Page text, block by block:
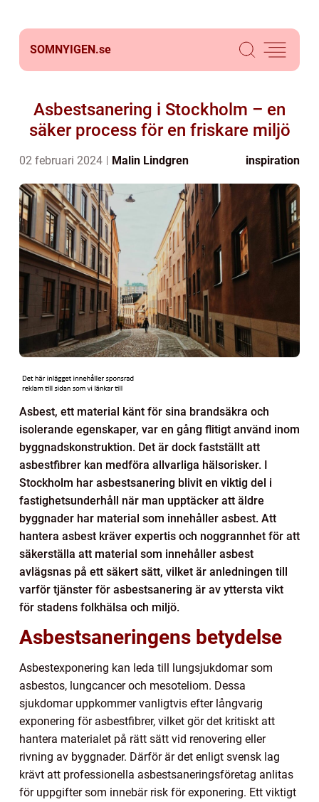
SOMNYIGEN.se
Asbestsanering i Stockholm – en
säker process för en friskare miljö
02 februari 2024 Malin Lindgren inspiration
Asbest, ett material känt för sina brandsäkra och
isolerande egenskaper, var en gång flitigt använd inom
byggnadskonstruktion. Det är dock fastställt att
asbestfibrer kan medföra allvarliga hälsorisker. I
Stockholm har asbestsanering blivit en viktig del i
fastighetsunderhåll när man upptäcker att äldre
byggnader har material som innehåller asbest. Att
hantera asbest kräver expertis och noggrannhet för att
säkerställa att material som innehåller asbest
avlägsnas på ett säkert sätt, vilket är anledningen till
varför tjänster för asbestsanering är av yttersta vikt
för stadens folkhälsa och miljö.
Asbestsaneringens betydelse
Asbestexponering kan leda till lungsjukdomar som
asbestos, lungcancer och mesoteliom. Dessa
sjukdomar uppkommer vanligtvis efter långvarig
exponering för asbestfibrer, vilket gör det kritiskt att
hantera materialet på rätt sätt vid renovering eller
rivning av byggnader. Därför är det enligt svensk lag
krävt att professionella asbestsaneringsföretag anlitas
för uppgifter som innebär risk för exponering. Ett viktigt